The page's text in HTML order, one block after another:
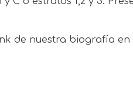
de nuestra biografía en